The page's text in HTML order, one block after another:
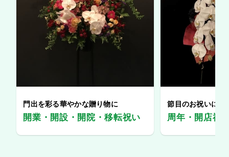
門出を彩る華やかな贈り物に
開業・開設・開院・移転祝い
節目のお祝いに、
周年・開店祝